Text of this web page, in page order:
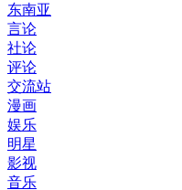
东南亚
言论
社论
评论
交流站
漫画
娱乐
明星
影视
音乐